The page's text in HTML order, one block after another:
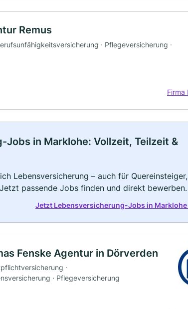
Remus
· Pflegeversicherung ·
Firma
in Marklohe: Vollzeit, Teilzeit &
Lebensversicherung – auch für Quereinsteiger,
passende Jobs finden und direkt bewerben.
Jetzt Lebensversicherung-Jobs in Marklohe
Fenske Agentur in Dörverden
·
· Pflegeversicherung